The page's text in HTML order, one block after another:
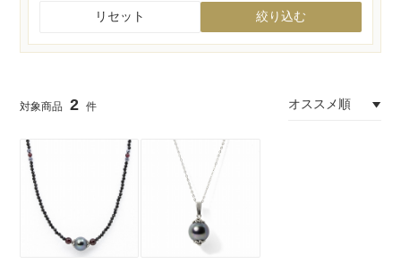
リセット 絞り込む
2